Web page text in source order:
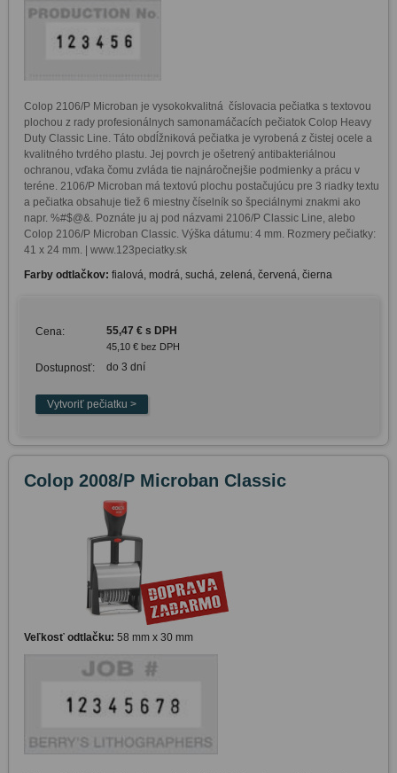
Colop 2106/P Microban je vysokokvalitná  číslovacia pečiatka s textovou
plochou z rady profesionálnych samonamáčacích pečiatok Colop Heavy
Duty Classic Line. Táto obdĺžniková pečiatka je vyrobená z čistej ocele a
kvalitného tvrdého plastu. Jej povrch je ošetrený antibakteriálnou
ochranou, vďaka čomu zvláda tie najnáročnejšie podmienky a prácu v
teréne. 2106/P Microban má textovú plochu postačujúcu pre 3 riadky textu
a pečiatka obsahuje tiež 6 miestny číselník so špeciálnymi znakmi ako
napr. %#$@&. Poznáte ju aj pod názvami 2106/P Classic Line, alebo
Colop 2106/P Microban Classic. Výška dátumu: 4 mm. Rozmery pečiatky:
41 x 24 mm. | www.123peciatky.sk
Farby odtlačkov: fialová, modrá, suchá, zelená, červená, čierna
Cena: 55,47 € s DPH
45,10 € bez DPH
Dostupnosť: do 3 dní
Colop 2008/P Microban Classic
Veľkosť odtlačku: 58 mm x 30 mm